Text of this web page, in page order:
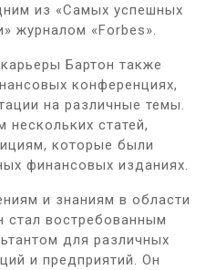
из «Самых успешных
журналом «Forbes».
Бартон также
конференциях,
на различные темы.
нескольких статей,
которые были
финансовых изданиях.
и знаниям в области
стал востребованным
для различных
и предприятий. Он